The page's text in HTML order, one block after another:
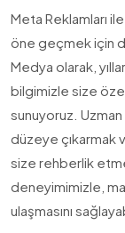
Meta Reklamları
öne geçmek için
Medya olarak,
bilgimizle size
sunuyoruz.
düzeye çıkarmak
size rehberlik
deneyimimizle,
ulaşmasını